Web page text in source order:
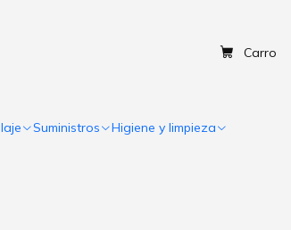
Carro
Suministros Higiene y limpieza